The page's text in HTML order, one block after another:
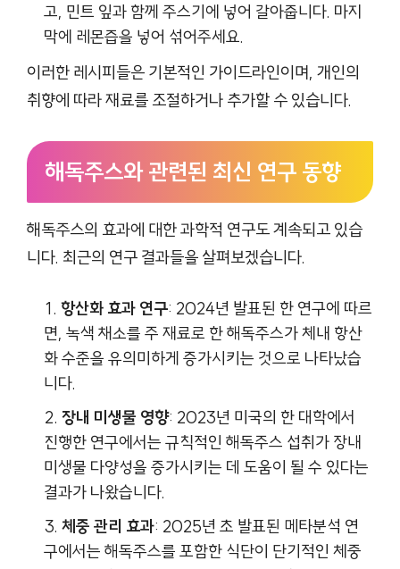
고, 민트 잎과 함께 주스기에 넣어 갈아줍니다. 마지
막에 레몬즙을 넣어 섞어주세요.
이러한 레시피들은 기본적인 가이드라인이며, 개인의
취향에 따라 재료를 조절하거나 추가할 수 있습니다.
해독주스와 관련된 최신 연구 동향
해독주스의 효과에 대한 과학적 연구도 계속되고 있습
니다. 최근의 연구 결과들을 살펴보겠습니다.
항산화 효과 연구: 2024년 발표된 한 연구에 따르
면, 녹색 채소를 주 재료로 한 해독주스가 체내 항산
화 수준을 유의미하게 증가시키는 것으로 나타났습
니다.
장내 미생물 영향: 2023년 미국의 한 대학에서
진행한 연구에서는 규칙적인 해독주스 섭취가 장내
미생물 다양성을 증가시키는 데 도움이 될 수 있다는
결과가 나왔습니다.
체중 관리 효과: 2025년 초 발표된 메타분석 연
구에서는 해독주스를 포함한 식단이 단기적인 체중